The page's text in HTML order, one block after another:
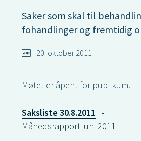
Saker som skal til
fohandlinger og fremtidig
20. oktober 2011
Møtet er åpent for publikum.
Saksliste 30.8.2011 -
Månedsrapport juni 2011